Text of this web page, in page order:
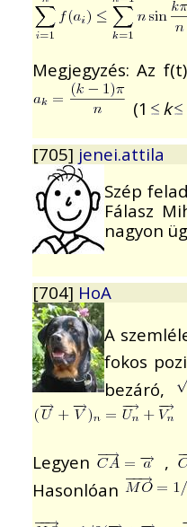
Megjegyzés: Az
(1
k
[705] jenei.attila
Szép
Fálasz
nagyon
[704] HoA
A
fokos
bezáró,
Legyen ,
Hasonlóan